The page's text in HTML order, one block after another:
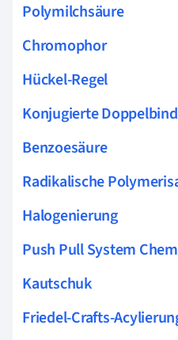
Polymilchsäure
Chromophor
Hückel-Regel
Konjugierte
Benzoesäure
Radikalische
Halogenierung
Push Pull System
Kautschuk
Friedel-Crafts-